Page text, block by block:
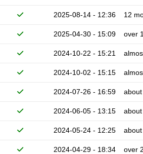
2025-08-14 - 12:36 12
2025-04-30 - 15:09 over
2024-10-22 - 15:21
2024-10-02 - 15:15
2024-07-26 - 16:59
2024-06-05 - 13:15
2024-05-24 - 12:25
2024-04-29 - 18:34 over